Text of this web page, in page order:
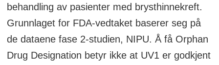
behandling av pasienter med brysthinnekreft.
Grunnlaget for FDA-vedtaket baserer seg på
de dataene fase 2-studien, NIPU. Å få Orphan
Drug Designation betyr ikke at UV1 er godkjent